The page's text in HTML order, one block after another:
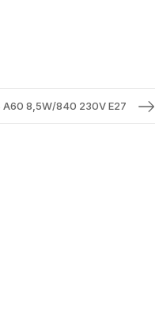
A60 8,5W/840 230V E27